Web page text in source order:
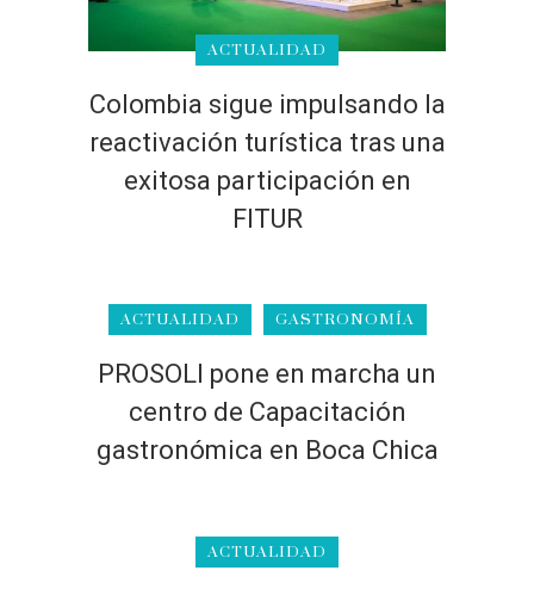
ACTUALIDAD
Colombia sigue impulsando la
reactivación turística tras una
exitosa participación en
FITUR
ACTUALIDAD GASTRONOMÍA
PROSOLI pone en marcha un
centro de Capacitación
gastronómica en Boca Chica
ACTUALIDAD